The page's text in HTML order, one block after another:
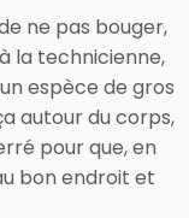
ne pas bouger,
la technicienne,
espèce de gros
autour du corps,
pour que, en
bon endroit et